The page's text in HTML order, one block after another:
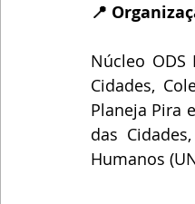
📍
Núcleo ODS
Cidades,
Planeja Pira
das
Humanos